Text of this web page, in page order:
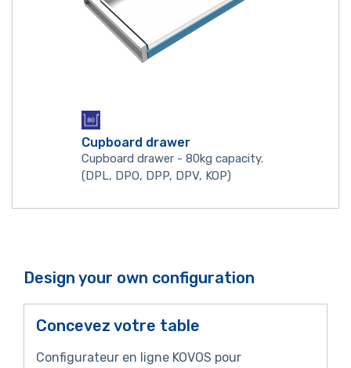
Cupboard drawer
Cupboard drawer - 80kg capacity.
(DPL, DPO, DPP, DPV, KOP)
Design your own configuration
Concevez votre table
Configurateur en ligne KOVOS pour